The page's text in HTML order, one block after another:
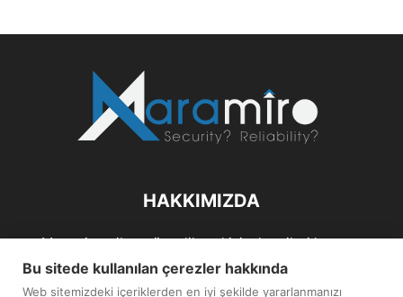
HAKKIMIZDA
Maramiro; siber güvenlik ve kişisel verileri koruma
alanlarıın sağlıklı büyümelerine odaklanarak bu sektörlerle
ilgili güncel haber ve analizler hazırlayıp yayınlayan bir
Bu sitede kullanılan çerezler hakkında
Web sitemizdeki içeriklerden en iyi şekilde yararlanmanızı